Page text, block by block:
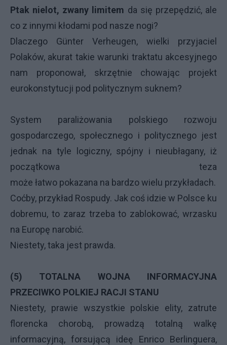
Ptak nielot, zwany limitem da się przepędzić, ale
co z innymi kłodami pod nasze nogi?
Dlaczego Günter Verheugen, wielki przyjaciel
Polaków, akurat takie warunki traktatu akcesyjnego
nam proponował, skrzętnie chowając projekt
eurokonstytucji pod politycznym suknem?
System paraliżowania polskiego rozwoju
gospodarczego, społecznego i politycznego jest
jednak na tyle logiczny, spójny i nieubłagany, iż
początkowa teza
może łatwo pokazana na bardzo wielu przykładach.
Coćby, przykład Rospudy. Jak coś idzie w Polsce ku
dobremu, to zaraz trzeba to zablokować, wrzasku
na Europę narobić.
Niestety, taka jest prawda.
(5) TOTALNA WOJNA INFORMACYJNA
PRZECIWKO POLKIEJ RACJI STANU
Niestety, prawie wszystkie polskie elity, zatrute
florencka chorobą, prowadzą totalną walkę
informacyjną, forsującą ideę Enrico Berlinguera,